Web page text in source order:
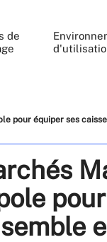
de
pour équiper ses